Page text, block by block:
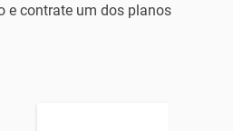
e contrate um dos planos